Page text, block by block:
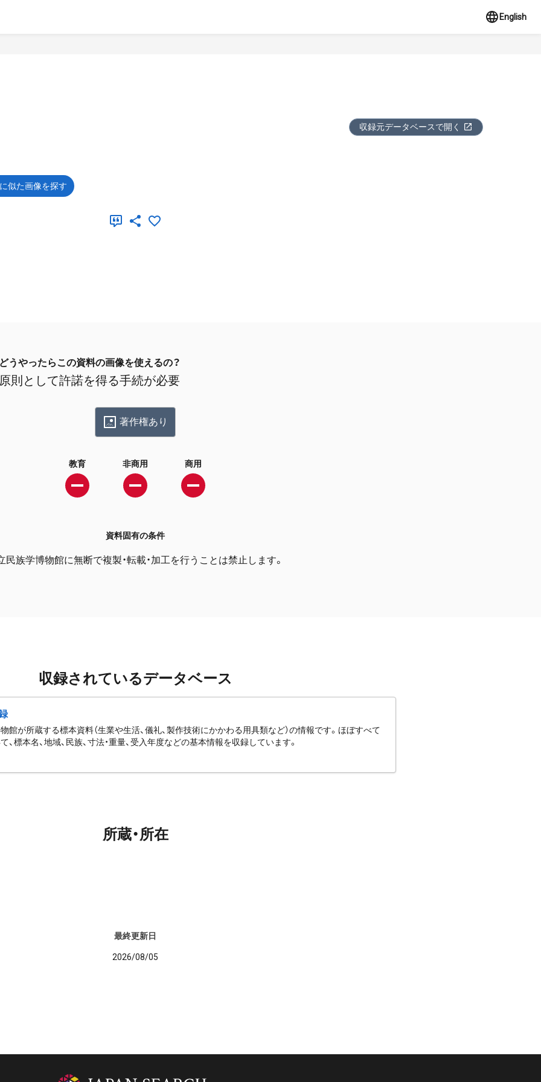
English
収録元データベースで開く
似た画像を探す
どうやったらこの資料の画像を使えるの？
原則として許諾を得る手続が必要
著作権あり
教育 非商用 商用
資料固有の条件
民族学博物館に無断で複製・転載・加工を行うことは禁止します。
収録されているデータベース
館が所蔵する標本資料（生業や生活、儀礼、製作技術にかかわる用具類など）の情報です。ほぼすべて
、標本名、地域、民族、寸法・重量、受入年度などの基本情報を収録しています。
所蔵・所在
最終更新日
2026/08/05